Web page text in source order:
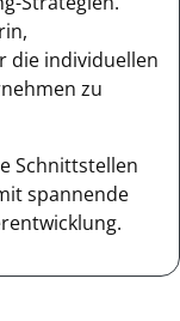
die individuellen
zu
Schnittstellen
spannende